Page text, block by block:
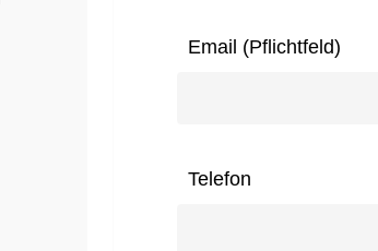
Email (Pflichtfeld)
Telefon